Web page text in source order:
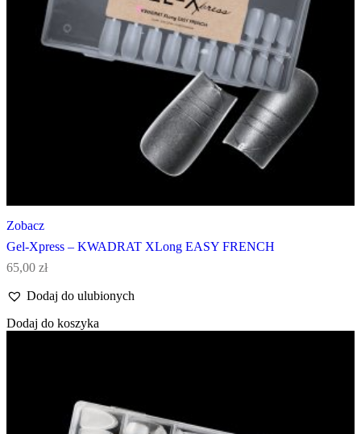
Zobacz
Gel-Xpress – KWADRAT XLong EASY FRENCH
65,00 zł
Dodaj do ulubionych
Dodaj do koszyka